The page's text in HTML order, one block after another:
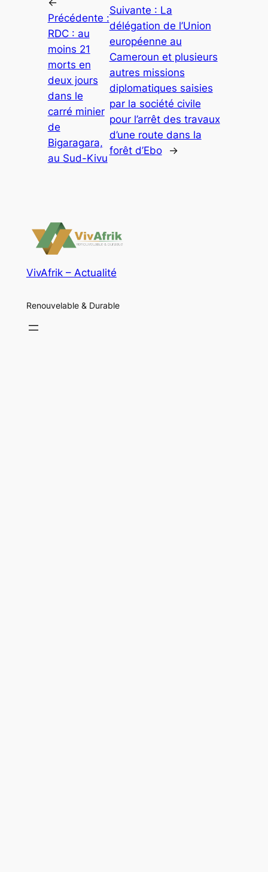
←
Précédente :
RDC : au
moins 21
morts en
deux jours
dans le
carré minier
de
Bigaragara,
au Sud-Kivu
Suivante : La
délégation de l’Union
européenne au
Cameroun et plusieurs
autres missions
diplomatiques saisies
par la société civile
pour l’arrêt des travaux
d’une route dans la
forêt d’Ebo
→
VivAfrik – Actualité
Renouvelable & Durable